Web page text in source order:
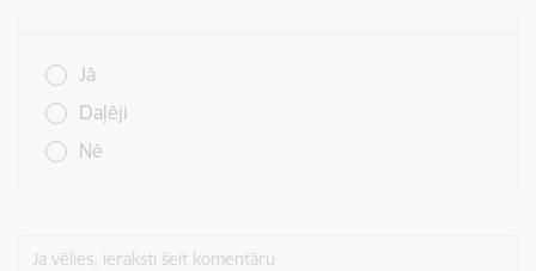
Jā
Daļēji
Nē
Ja vēlies, ieraksti šeit komentāru